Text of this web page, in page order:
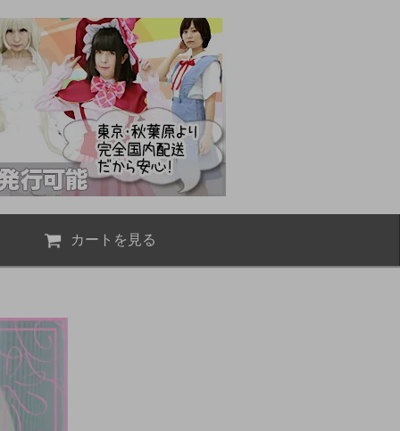
カートを見る